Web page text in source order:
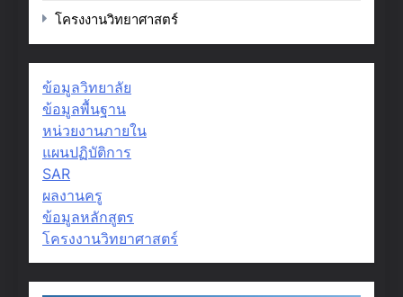
โครงงานวิทยาศาสตร์
ข้อมูลวิทยาลัย
ข้อมูลพื้นฐาน
หน่วยงานภายใน
แผนปฏิบัติการ
SAR
ผลงานครู
ข้อมูลหลักสูตร
โครงงานวิทยาศาสตร์